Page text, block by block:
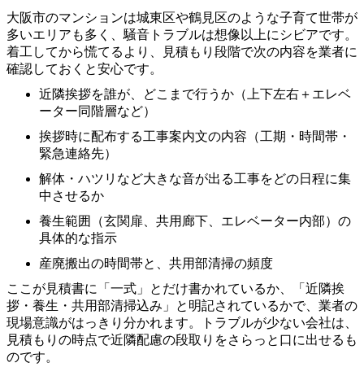
大阪市のマンションは城東区や鶴見区のような子育て世帯が
多いエリアも多く、騒音トラブルは想像以上にシビアです。
着工してから慌てるより、見積もり段階で次の内容を業者に
確認しておくと安心です。
近隣挨拶を誰が、どこまで行うか（上下左右＋エレベ
ーター同階層など）
挨拶時に配布する工事案内文の内容（工期・時間帯・
緊急連絡先）
解体・ハツリなど大きな音が出る工事をどの日程に集
中させるか
養生範囲（玄関扉、共用廊下、エレベーター内部）の
具体的な指示
産廃搬出の時間帯と、共用部清掃の頻度
ここが見積書に「一式」とだけ書かれているか、「近隣挨
拶・養生・共用部清掃込み」と明記されているかで、業者の
現場意識がはっきり分かれます。トラブルが少ない会社は、
見積もりの時点で近隣配慮の段取りをさらっと口に出せるも
のです。